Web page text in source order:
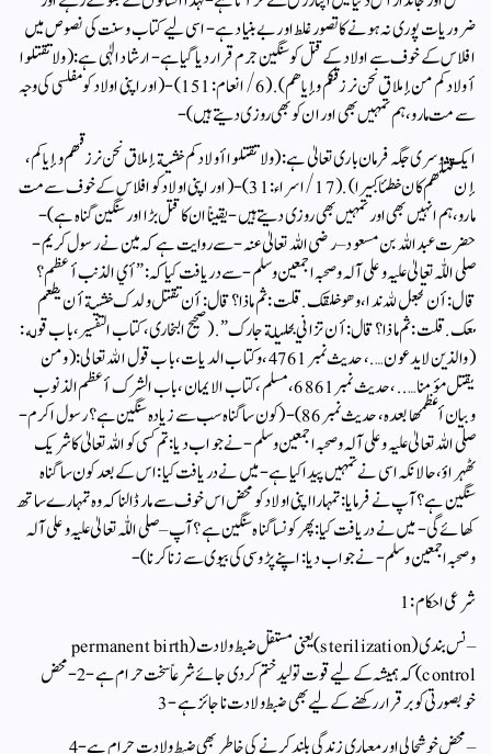
ضروریات پوری نہ ہونے کا تصور غلط اور بے بنیاد ہے- اسی لیے کتاب وسنت کی نصوص میں
افلاس کے خوف سے اولاد کے قتل کو سنگین جرم قرار دیا گیا ہے- ارشاد الٰہی ہے: (ولا تقتلوا
أولادكم من إملاق نحن نرزقكم و إياهم). (6/ انعام: 151)- (اور اپنی اولاد کو مفلسی کی وجہ
سے مت مارو، ہم تمہیں بھی اور ان کو بھی روزی دیتے ہیں)-
ایک دوسری جگہ فرمان باری تعالیٰ ہے: (و لا تقتلوا أولادكم خشية إملاق نحن نرزقهم و إياكم،
إن قتلهم كان خطئا كبيرا). (17/ اسراء:31)- (اور اپنی اولاد کو افلاس کے خوف سے مت
مارو، ہم انہیں بھی اور تمہیں بھی روزی دیتے ہیں- یقیناً ان کا قتل بڑا اور سنگین گناہ ہے)-
حضرت عبداللہ بن مسعود – رضی اللہ تعالیٰ عنہ- سے روایت ہے کہ مین نے رسول کریم-
صلی اللّٰہ تعالیٰ علیہ وعلی آلہ وصحبہ اجمعین وسلم- سے دریافت کیا کہ :”أي الذنب أعظم؟
قال: أن تجعل لله ندا، و هو خلقك. قلت: ثم ماذا؟ قال: أن تقتل ولدك خشية أن يطعم
معك. قلت: ثم ماذا؟ قال: أن تزاني بحليلة جارك”. (صحیح البخاری، کتاب التفسیر، باب قوله:
(والذين لا يدعون….، حدیث نمبر 4761، و کتاب الدیات، باب قول الله تعالى: (ومن
يقتل مؤمنا…..، حدیث نمبر 6861، مسلم، کتاب الایمان، باب الشرك أعظم الذنوب
وبيان أعظمها بعده، حدیث نمبر 86)- (کون سا گناہ سب سے زیادہ سنگین ہے؟ رسول اکرم-
صلی اللہ تعالیٰ علیہ وعلی آلہ وصحبہ اجمعین وسلم- نے جواب دیا: تم کسی کو اللہ تعالیٰ کا شریک
ٹھہراؤ، حالانکہ اسی نے تمہیں پیدا کیا ہے-میں نے دریافت کیا: اس کے بعد کون سا گناہ
سنگین ہے؟ آپ نے فرمایا: تمہارا اپنی اولاد کو محض اس خوف سے مار ڈالنا کہ وہ تمہارے ساتھ
کھائے گی- میں نے دریافت کیا: پھر کونسا گناہ سنگین ہے؟ آپ – صلی اللّٰہ تعالیٰ علیہ وعلی آلہ
وصحبہ اجمعین وسلم- نے جواب دیا: اپنے پڑوسی کی بیوی سے زنا کرنا)-
شرعی احکام:1
– نس بندی (sterilization) یعنی مستقل ضبط ولادت (permanent birth
control) کہ ہمیشہ کے لیے قوت تولید ختم کردی جائے شرعاً سخت حرام ہے-2- محض
خوبصورتی کو برقرار رکھنے کے لیے بھی ضبط ولادت ناجائز ہے-3
– محض خوشحالی اور معیاری زندگی بلند کرنے کی خاطر بھی ضبط ولادت حرام ہے-4